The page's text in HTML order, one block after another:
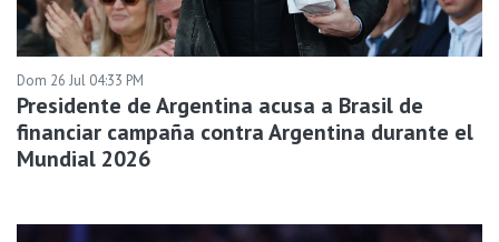
Dom 26 Jul 04:33 PM
Presidente de Argentina acusa a Brasil de
financiar campaña contra Argentina durante el
Mundial 2026